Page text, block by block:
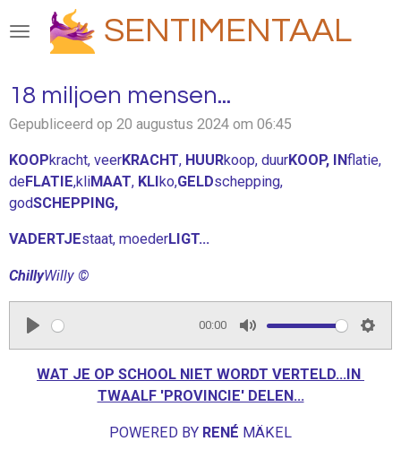
direct
de
hoofdinhoud
SENTIMENTAAL
18 miljoen mensen...
Gepubliceerd op 20 augustus 2024 om 06:45
KOOPkracht, veerKRACHT, HUURkoop, duurKOOP, INflatie,
deFLATIE,kliMAAT, KLIko,GELDschepping,
godSCHEPPING,
VADERTJEstaat, moederLIGT...
ChillyWilly ©
P
00:00
M
u
t
S
WAT JE OP SCHOOL NIET WORDT VERTELD...IN
TWAALF 'PROVINCIE' DELEN...
POWERED BY RENÉ MÄKEL